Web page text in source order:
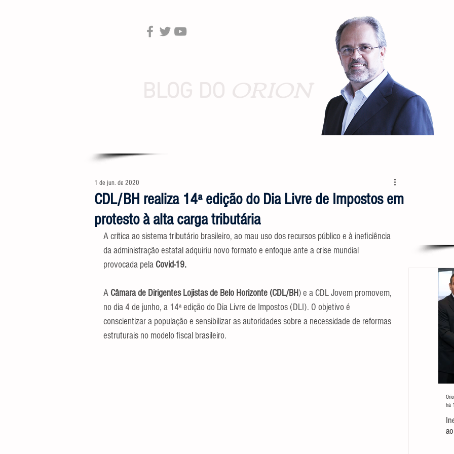
CDL/BH realiza 14ª edição do Dia Livre de Impostos em
protesto à alta carga tributária
1 de jun. de 2020
A crítica ao sistema tributário brasileiro, ao mau uso dos recursos público e à ineficiência
da administração estatal adquiriu novo formato e enfoque ante a crise mundial
provocada pela Covid-19.
A Câmara de Dirigentes Lojistas de Belo Horizonte (CDL/BH) e a CDL Jovem promovem,
no dia 4 de junho, a 14ª edição do Dia Livre de Impostos (DLI). O objetivo é
conscientizar a população e sensibilizar as autoridades sobre a necessidade de reformas
estruturais no modelo fiscal brasileiro.
há